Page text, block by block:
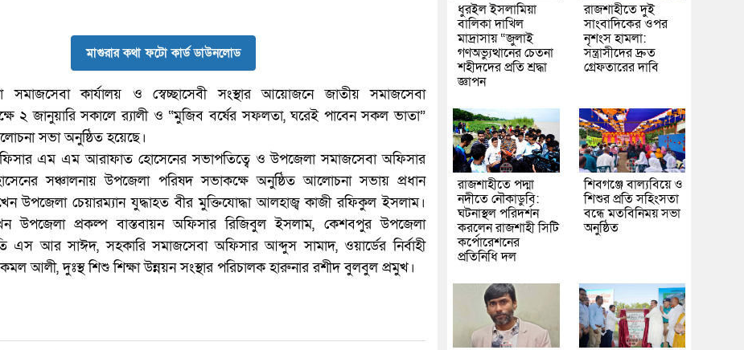
মাগুরার কথা ফটো কার্ড ডাউনলোড
কার্যালয় ও স্বেচ্ছাসেবী সংস্থার আয়োজনে জাতীয় সমাজসেবা
২ জানুয়ারি সকালে র‌্যালী ও “মুজিব বর্ষের সফলতা, ঘরেই পাবেন সকল ভাতা”
সভা অনুষ্ঠিত হয়েছে।
এম এম আরাফাত হোসেনের সভাপতিত্বে ও উপজেলা সমাজসেবা অফিসার
সঞ্চালনায় উপজেলা পরিষদ সভাকক্ষে অনুষ্ঠিত আলোচনা সভায় প্রধান
উপজেলা চেয়ারম্যান যুদ্ধাহত বীর মুক্তিযোদ্ধা আলহাজ্ব কাজী রফিকুল ইসলাম।
উপজেলা প্রকল্প বাস্তবায়ন অফিসার রিজিবুল ইসলাম, কেশবপুর উপজেলা
এস আর সাঈদ, সহকারি সমাজসেবা অফিসার আব্দুস সামাদ, ওয়ার্ডের নির্বাহী
আলী, দুঃস্থ শিশু শিক্ষা উন্নয়ন সংস্থার পরিচালক হারুনার রশীদ বুলবুল প্রমুখ।
ধুরইল ইসলামিয়া
বালিকা দাখিল
মাদ্রাসায় “জুলাই
গণঅভ্যুত্থানের চেতনা
শহীদদের প্রতি শ্রদ্ধা
জ্ঞাপন
রাজশাহীতে দুই
সাংবাদিকের ওপর
নৃশংস হামলা:
সন্ত্রাসীদের দ্রুত
গ্রেফতারের দাবি
রাজশাহীতে পদ্মা
নদীতে নৌকাডুবি:
ঘটনাস্থল পরিদর্শন
করলেন রাজশাহী সিটি
কর্পোরেশনের
প্রতিনিধি দল
শিবগঞ্জে বাল্যবিয়ে ও
শিশুর প্রতি সহিংসতা
বন্ধে মতবিনিময় সভা
অনুষ্ঠিত